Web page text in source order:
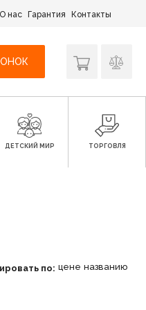
О нас Гарантия Контакты
ДЕТСКИЙ МИР ТОРГОВЛЯ
по: цене названию